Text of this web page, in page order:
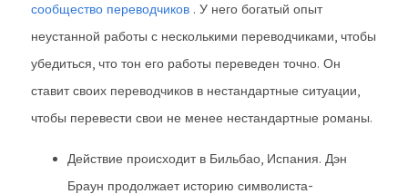
сообщество переводчиков . У него богатый опыт
неустанной работы с несколькими переводчиками, чтобы
убедиться, что тон его работы переведен точно. Он
ставит своих переводчиков в нестандартные ситуации,
чтобы перевести свои не менее нестандартные романы.
Действие происходит в Бильбао, Испания. Дэн
Браун продолжает историю символиста-